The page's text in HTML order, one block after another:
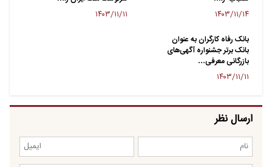
۱۴۰۳/۱۱/۱۴ ۱۴۰۳/۱۱/۱۱
بانک رفاه کارگران به عنوان
بانک برتر جشنواره آگهی‌های
بازرگانی معرفی…
۱۴۰۳/۱۱/۱۱
ارسال نظر